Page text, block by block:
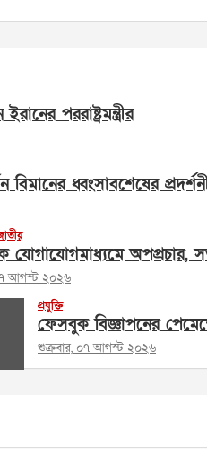
পররাষ্ট্রমন্ত্রীর
বিমানের ধ্বংসাবশেষের
যোগাযোগমাধ্যমে অপপ্রচার,
আগস্ট ২০২৬
প্রযুক্তি
ফেসবুক বিজ্ঞাপনের
শুক্রবার, ০৭ আগস্ট ২০২৬